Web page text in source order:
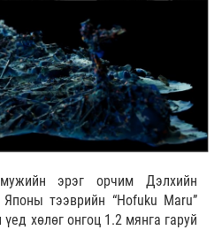
эрэг орчим Дэлхийн
тээврийн “Hofuku Maru”
хөлөг онгоц 1.2 мянга гаруй